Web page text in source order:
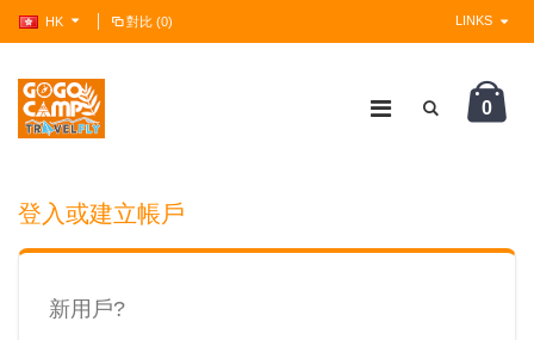
HK 對比 (0) LINKS
0
登入或建立帳戶
新用戶?